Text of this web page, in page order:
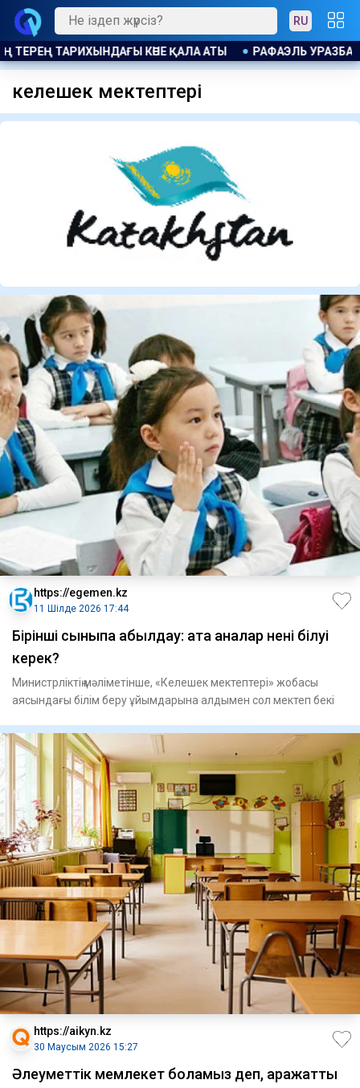
RU
ЛЕВСКИДІ ҚҰРМЕТТЕЙМІЗ, БІРАҚ ЕШКІМНЕН
келешек мектептері
https://egemen.kz
11 Шілде 2026 17:44
Бірінші сыныпқа қабылдау: ата аналар нені білуі
керек?
Министрліктің мәліметінше, «Келешек мектептері» жобасы
аясындағы білім беру ұйымдарына алдымен сол мектеп бекі
https://aikyn.kz
30 Маусым 2026 15:27
Әлеуметтік мемлекет боламыз деп, қаражатты